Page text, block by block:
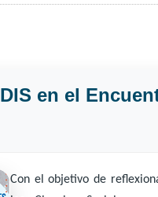
en el
Con el objetivo de